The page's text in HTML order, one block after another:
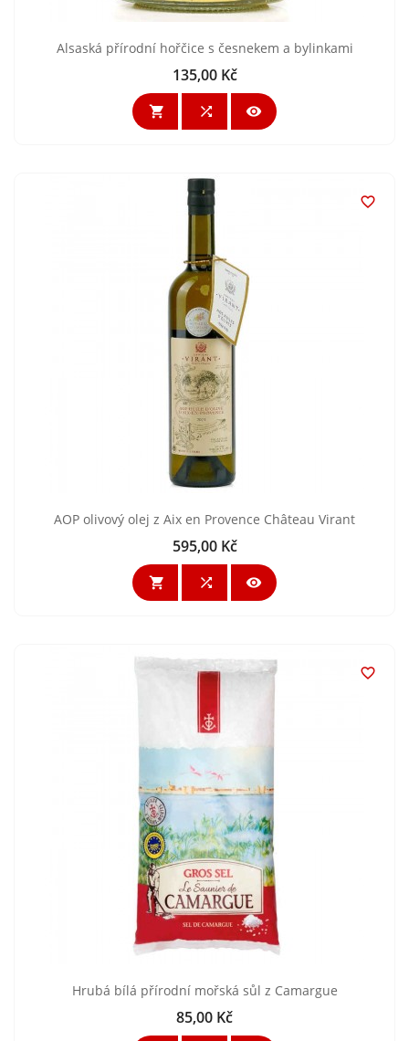
Alsaská přírodní hořčice s česnekem a bylinkami
Cena
135,00 Kč
  

AOP olivový olej z Aix en Provence Château Virant
Cena
595,00 Kč
  

Hrubá bílá přírodní mořská sůl z Camargue
Cena
85,00 Kč